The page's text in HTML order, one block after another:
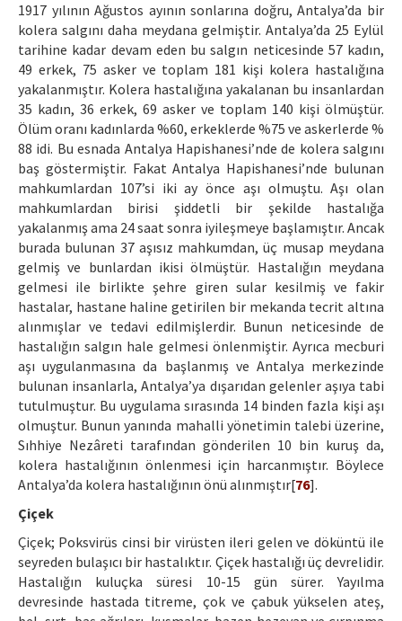
1917 yılının Ağustos ayının sonlarına doğru, Antalya’da bir
kolera salgını daha meydana gelmiştir. Antalya’da 25 Eylül
tarihine kadar devam eden bu salgın neticesinde 57 kadın,
49 erkek, 75 asker ve toplam 181 kişi kolera hastalığına
yakalanmıştır. Kolera hastalığına yakalanan bu insanlardan
35 kadın, 36 erkek, 69 asker ve toplam 140 kişi ölmüştür.
Ölüm oranı kadınlarda %60, erkeklerde %75 ve askerlerde %
88 idi. Bu esnada Antalya Hapishanesi’nde de kolera salgını
baş göstermiştir. Fakat Antalya Hapishanesi’nde bulunan
mahkumlardan 107’si iki ay önce aşı olmuştu. Aşı olan
mahkumlardan birisi şiddetli bir şekilde hastalığa
yakalanmış ama 24 saat sonra iyileşmeye başlamıştır. Ancak
burada bulunan 37 aşısız mahkumdan, üç musap meydana
gelmiş ve bunlardan ikisi ölmüştür. Hastalığın meydana
gelmesi ile birlikte şehre giren sular kesilmiş ve fakir
hastalar, hastane haline getirilen bir mekanda tecrit altına
alınmışlar ve tedavi edilmişlerdir. Bunun neticesinde de
hastalığın salgın hale gelmesi önlenmiştir. Ayrıca mecburi
aşı uygulanmasına da başlanmış ve Antalya merkezinde
bulunan insanlarla, Antalya’ya dışarıdan gelenler aşıya tabi
tutulmuştur. Bu uygulama sırasında 14 binden fazla kişi aşı
olmuştur. Bunun yanında mahalli yönetimin talebi üzerine,
Sıhhiye Nezâreti tarafından gönderilen 10 bin kuruş da,
kolera hastalığının önlenmesi için harcanmıştır. Böylece
Antalya’da kolera hastalığının önü alınmıştır[76].
Çiçek
Çiçek; Poksvirüs cinsi bir virüsten ileri gelen ve döküntü ile
seyreden bulaşıcı bir hastalıktır. Çiçek hastalığı üç devrelidir.
Hastalığın kuluçka süresi 10-15 gün sürer. Yayılma
devresinde hastada titreme, çok ve çabuk yükselen ateş,